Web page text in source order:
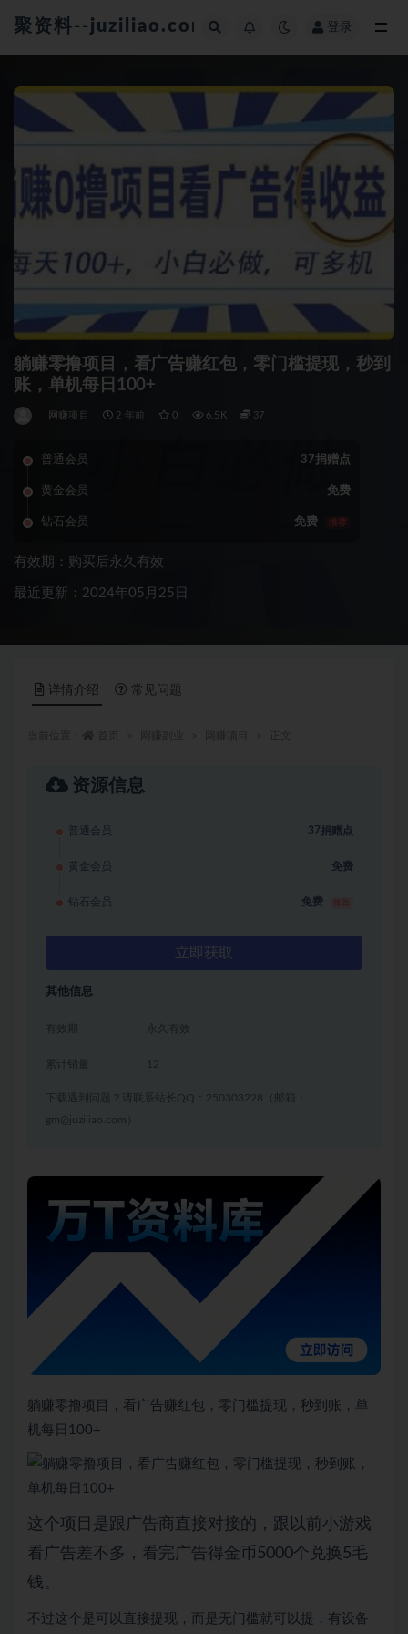
聚资料--juziliao.com--全网资料整合平台
登录
躺赚零撸项目，看广告赚红包，零门槛提现，秒到
账，单机每日100+
网赚项目 2 年前 0 6.5K 37
普通会员 37捐赠点
黄金会员 免费
钻石会员 免费 推荐
有效期：购买后永久有效
最近更新：2024年05月25日
详情介绍 常见问题
资源信息
普通会员 37捐赠点
黄金会员 免费
钻石会员 免费
立即获取
其他信息
有效期 永久有效
累计销量 12
下载遇到问题？请联系站长QQ：250303228（邮箱：
gm@juziliao.com）
躺赚零撸项目，看广告赚红包，零门槛提现，秒到账，单
机每日100+
这个项目是跟广告商直接对接的，跟以前小游戏
看广告差不多，看完广告得金币5000个兑换5毛
钱。
不过这个是可以直接提现，而是无门槛就可以提，有设备